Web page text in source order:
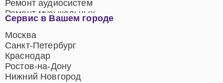
Сервис в Вашем городе
Москва
Санкт-Петербург
Краснодар
Ростов-на-Дону
Нижний Новгород
Ремонт аудиосистем
Ремонт музыкальных
центров
Ремонт домашних
кинотеатров
Ремонт микрофонов
Ремонт акустических
систем